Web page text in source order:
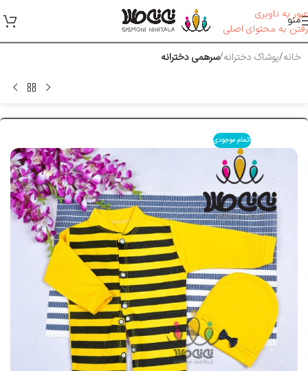
عبور به ناوبری
رفتن به محتوای اصلی
منو
خانه پوشاک دخترانه سرهمی دخترانه
اتمام موجودی